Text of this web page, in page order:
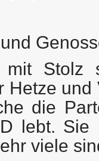
Stolz
Hetze
die
lebt. Sie
viele